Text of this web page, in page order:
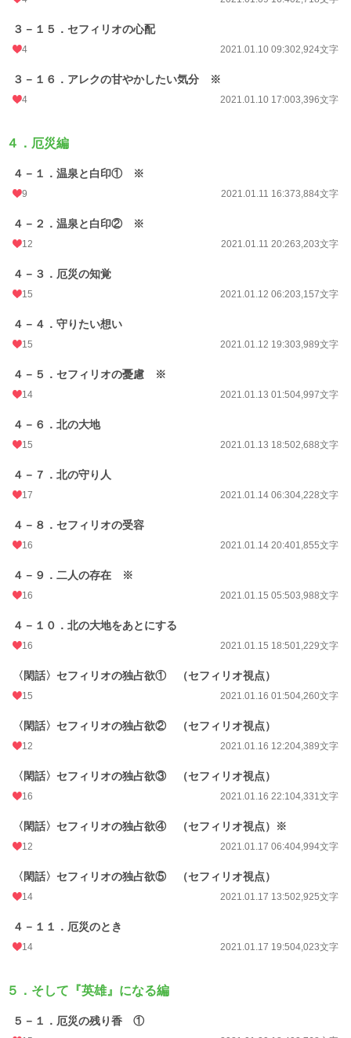
３－１５．セフィリオの心配
4 2021.01.10 09:302,924文字
３－１６．アレクの甘やかしたい気分 ※
4 2021.01.10 17:003,396文字
４．厄災編
４－１．温泉と白印① ※
9 2021.01.11 16:373,884文字
４－２．温泉と白印② ※
12 2021.01.11 20:263,203文字
４－３．厄災の知覚
15 2021.01.12 06:203,157文字
４－４．守りたい想い
15 2021.01.12 19:303,989文字
４－５．セフィリオの憂慮 ※
14 2021.01.13 01:504,997文字
４－６．北の大地
15 2021.01.13 18:502,688文字
４－７．北の守り人
17 2021.01.14 06:304,228文字
４－８．セフィリオの受容
16 2021.01.14 20:401,855文字
４－９．二人の存在 ※
16 2021.01.15 05:503,988文字
４－１０．北の大地をあとにする
16 2021.01.15 18:501,229文字
〈閑話〉セフィリオの独占欲① （セフィリオ視点）
15 2021.01.16 01:504,260文字
〈閑話〉セフィリオの独占欲② （セフィリオ視点）
12 2021.01.16 12:204,389文字
〈閑話〉セフィリオの独占欲③ （セフィリオ視点）
16 2021.01.16 22:104,331文字
〈閑話〉セフィリオの独占欲④ （セフィリオ視点）※
12 2021.01.17 06:404,994文字
〈閑話〉セフィリオの独占欲⑤ （セフィリオ視点）
14 2021.01.17 13:502,925文字
４－１１．厄災のとき
14 2021.01.17 19:504,023文字
５．そして『英雄』になる編
５－１．厄災の残り香 ①